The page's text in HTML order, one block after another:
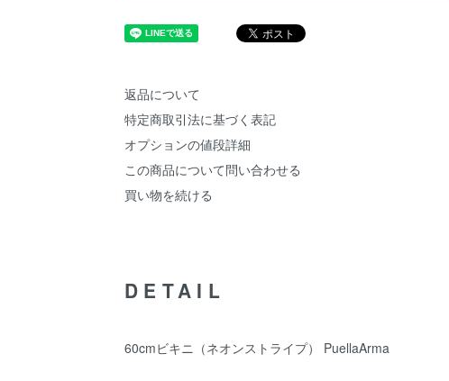
返品について
特定商取引法に基づく表記
オプションの値段詳細
この商品について問い合わせる
買い物を続ける
DETAIL
60cmビキニ（ネオンストライプ） PuellaArma